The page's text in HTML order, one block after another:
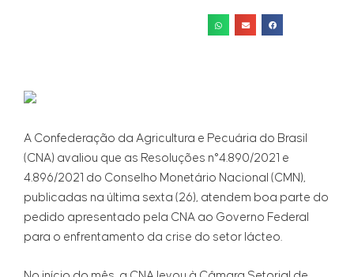
A Confederação da Agricultura e Pecuária do Brasil
(CNA) avaliou que as Resoluções n°4.890/2021 e
4.896/2021 do Conselho Monetário Nacional (CMN),
publicadas na última sexta (26), atendem boa parte do
pedido apresentado pela CNA ao Governo Federal
para o enfrentamento da crise do setor lácteo.